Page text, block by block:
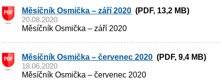
Měsíčník Osmička – září 2020 (PDF, 13,2 MB)
20.08.2020
Měsíčník Osmička – září 2020
Měsíčník Osmička – červenec 2020 (PDF, 9,4 MB)
18.06.2020
Měsíčník Osmička – červenec 2020